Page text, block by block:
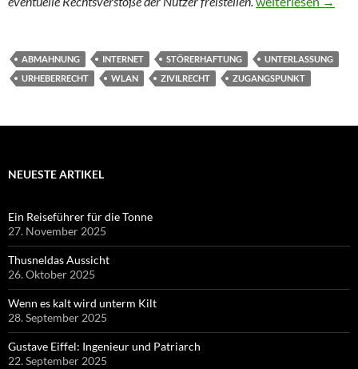
ABMAHNUNG INTERNET STÖRERHAFTUNG
UNTERLASSUNG
URHEBERRECHT
WLAN ZIVILRECHT ZUGANGSPUNKT
NEUESTE ARTIKEL
Ein Reiseführer für die Tonne
27. November 2025
Thusneldas Aussicht
26. Oktober 2025
Wenn es kalt wird unterm Kilt
28. September 2025
Gustave Eiffel: Ingenieur und Patriarch
22. September 2025